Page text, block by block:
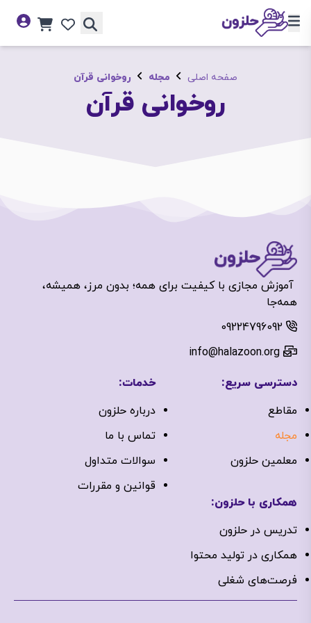
صفحه اصلی مجله روخوانی قرآن
روخوانی قرآن
آموزش مجازی با کیفیت برای همه؛ بدون مرز، همیشه،
همه‌جا
09224796092
info@halazoon.org
دسترسی سریع:
مقاطع
مجله
معلمین حلزون
خدمات:
درباره‌ حلزون
تماس با ما
سوالات متداول
قوانین و مقررات
همکاری با حلزون:
تدریس در حلزون
همکاری در تولید محتوا
فرصت‌های شغلی